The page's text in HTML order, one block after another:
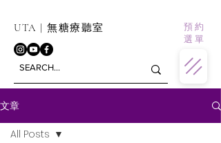
UTA | 無糖療聽室
預 約
選 單
文章
All Posts